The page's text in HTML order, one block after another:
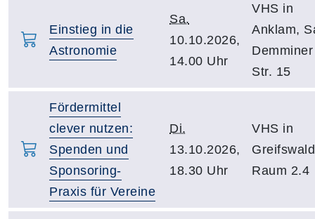
Einstieg in die
Astronomie
Sa.
10.10.2026,
14.00 Uhr
VHS in
Anklam,
Demminer
Str. 15
Fördermittel
clever nutzen:
Spenden und
Sponsoring-
Praxis für Vereine
Di.
13.10.2026,
18.30 Uhr
VHS in
Raum 2.4